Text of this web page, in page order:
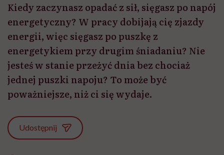
Kiedy zaczynasz opadać z sił, sięgasz po napój
energetyczny? W pracy dobijają cię zjazdy
energii, więc sięgasz po puszkę z
energetykiem przy drugim śniadaniu? Nie
jesteś w stanie przeżyć dnia bez chociaż
jednej puszki napoju? To może być
poważniejsze, niż ci się wydaje.
Udostępnij